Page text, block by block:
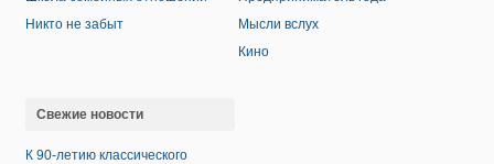
Никто не забыт
Мысли вслух
Кино
Свежие новости
К 90-летию классического